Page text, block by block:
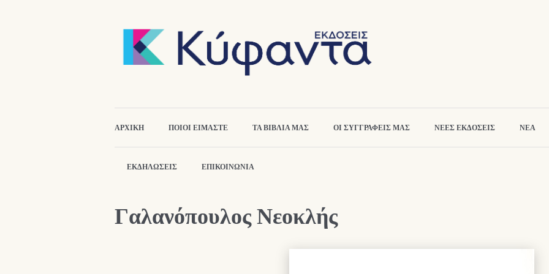
ΑΡΧΙΚΉ ΠΟΙΟΙ ΕΙΜΑΣΤΕ ΤΑ ΒΙΒΛΙΑ ΜΑΣ ΟΙ ΣΥΓΓΡΑΦΕΙΣ ΜΑΣ ΝΕΕΣ ΕΚΔΟΣΕΙΣ ΝΕΑ
ΕΚΔΗΛΏΣΕΙΣ ΕΠΙΚΟΙΝΩΝΙΑ
Γαλανόπουλος Νεοκλής